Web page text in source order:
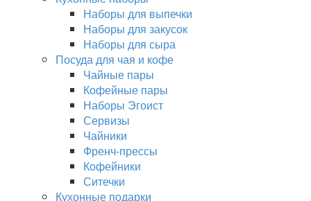
Наборы для выпечки
Наборы для закусок
Наборы для сыра
Посуда для чая и кофе
Чайные пары
Кофейные пары
Наборы Эгоист
Сервизы
Чайники
Френч-прессы
Кофейники
Ситечки
Кухонные подарки